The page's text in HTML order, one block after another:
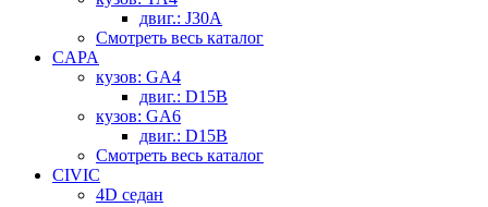
двиг.: J30A
Смотреть весь каталог
CAPA
кузов: GA4
двиг.: D15B
кузов: GA6
двиг.: D15B
Смотреть весь каталог
CIVIC
4D седан